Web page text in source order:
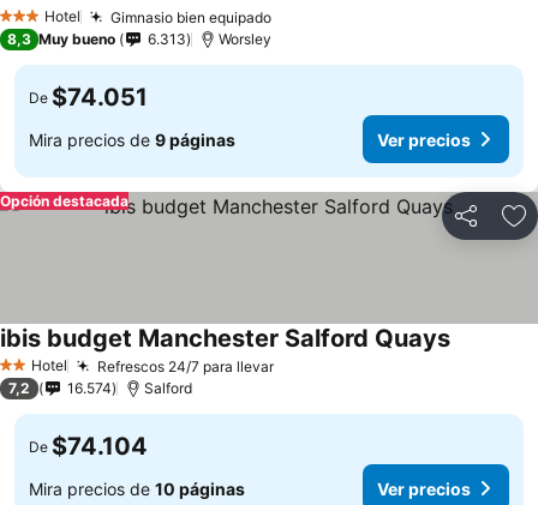
3 Estrellas
Hotel Gimnasio bien equipado
8,3 Muy bueno 6.313 Worsley
De $74.051
Mira precios de 9 páginas Ver precios
Compartir
Opción destacada
2 Estrellas
Hotel Refrescos 24/7 para llevar
ibis budget Manchester Salford Quays
7,2 16.574 Salford
De $74.104
Mira precios de 10 páginas Ver precios